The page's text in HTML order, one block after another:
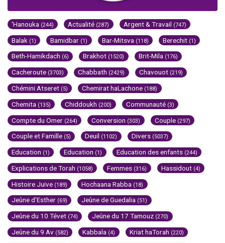
'Hanouka (244) Actualité (287) Argent & Travail (747)
Balak (1) Bamidbar (1) Bar-Mitsva (118) Berechit (1)
Beth-Hamikdach (6) Brakhot (1520) Brit-Mila (176)
Cacheroute (3703) Chabbath (2429) Chavouot (219)
Chémini Atseret (5) Chemirat haLachone (188)
Chemita (135) Chiddoukh (200) Communauté (3)
Compte du Omer (264) Conversion (303) Couple (297)
Couple et Famille (5) Deuil (1102) Divers (5037)
Education (1) Education (1) Education des enfants (244)
Explications de Torah (1058) Femmes (316) Hassidout (4)
Histoire Juive (189) Hochaana Rabba (18)
Jeûne d'Esther (69) Jeûne de Guedalia (51)
Jeûne du 10 Tévet (74) Jeûne du 17 Tamouz (270)
Jeûne du 9 Av (582) Kabbala (4) Kriat haTorah (220)